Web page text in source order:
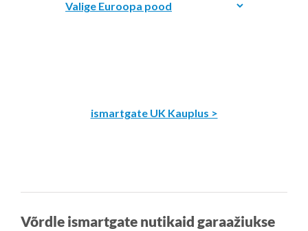
ismartgate UK Kauplus >
Võrdle ismartgate nutikaid garaažiukse